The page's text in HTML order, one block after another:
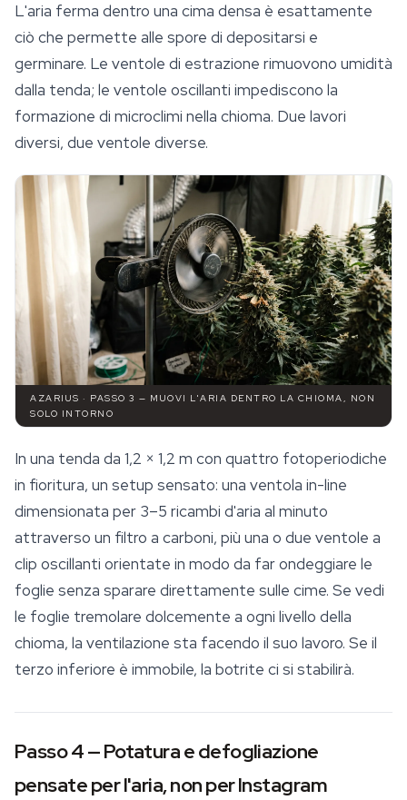
L'aria ferma dentro una cima densa è esattamente
ciò che permette alle spore di depositarsi e
germinare. Le ventole di estrazione rimuovono umidità
dalla tenda; le ventole oscillanti impediscono la
formazione di microclimi nella chioma. Due lavori
diversi, due ventole diverse.
AZARIUS · PASSO 3 — MUOVI L'ARIA DENTRO LA CHIOMA, NON
SOLO INTORNO
In una tenda da 1,2 × 1,2 m con quattro fotoperiodiche
in fioritura, un setup sensato: una ventola in-line
dimensionata per 3–5 ricambi d'aria al minuto
attraverso un filtro a carboni, più una o due ventole a
clip oscillanti orientate in modo da far ondeggiare le
foglie senza sparare direttamente sulle cime. Se vedi
le foglie tremolare dolcemente a ogni livello della
chioma, la ventilazione sta facendo il suo lavoro. Se il
terzo inferiore è immobile, la botrite ci si stabilirà.
Passo 4 — Potatura e defogliazione
pensate per l'aria, non per Instagram